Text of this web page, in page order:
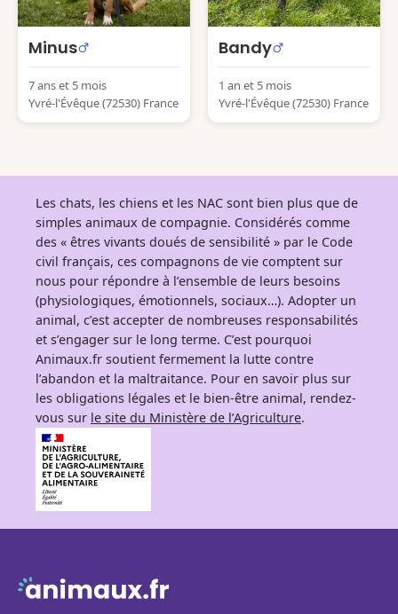
Minus
7 ans et 5 mois
Yvré-l'Évêque (72530) France
Bandy
1 an et 5 mois
Yvré-l'Évêque (72530) France
Les chats, les chiens et les NAC sont bien plus que de
simples animaux de compagnie. Considérés comme
des « êtres vivants doués de sensibilité » par le Code
civil français, ces compagnons de vie comptent sur
nous pour répondre à l’ensemble de leurs besoins
(physiologiques, émotionnels, sociaux…). Adopter un
animal, c’est accepter de nombreuses responsabilités
et s’engager sur le long terme. C’est pourquoi
Animaux.fr soutient fermement la lutte contre
l’abandon et la maltraitance. Pour en savoir plus sur
les obligations légales et le bien-être animal, rendez-
vous sur le site du Ministère de l’Agriculture.